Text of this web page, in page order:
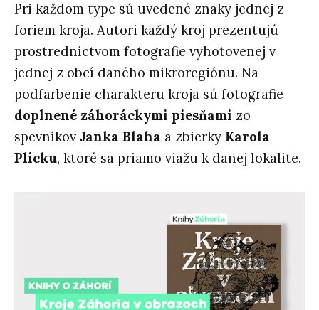
Pri každom type sú uvedené znaky jednej z
foriem kroja. Autori každý kroj prezentujú
prostredníctvom fotografie vyhotovenej v
jednej z obcí daného mikroregiónu. Na
podfarbenie charakteru kroja sú fotografie
doplnené záhoráckymi piesňami zo
spevníkovJanka Blaha a zbierky Karola
Plicku, ktoré sa priamo viažu k danej lokalite.